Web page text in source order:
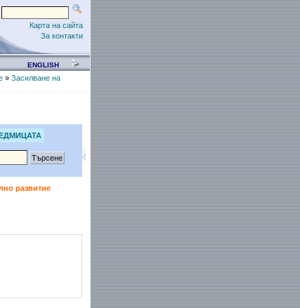
Карта на сайта
За контакти
ENGLISH
» Засилване на
развитие